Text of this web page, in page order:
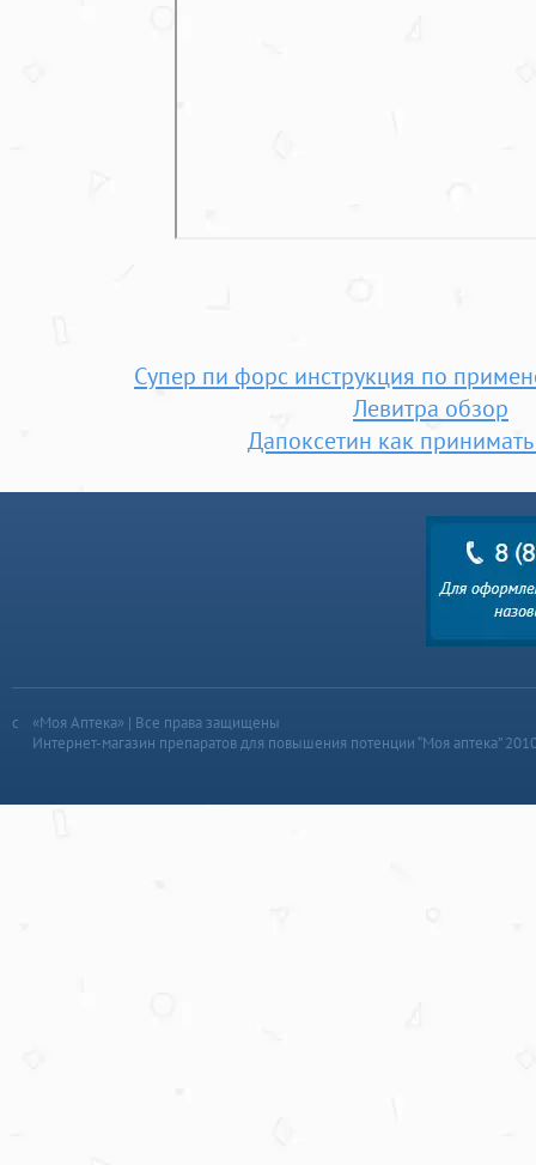
Супер пи форс инструкция по
Левитра обзор
Дапоксетин как
«Моя Аптека» | Все права защищены
Интернет-магазин препаратов для повышения потенции “Моя аптека”